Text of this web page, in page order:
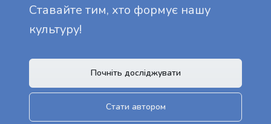
Ставайте тим, хто формує нашу
культуру!
Почніть досліджувати
Стати автором